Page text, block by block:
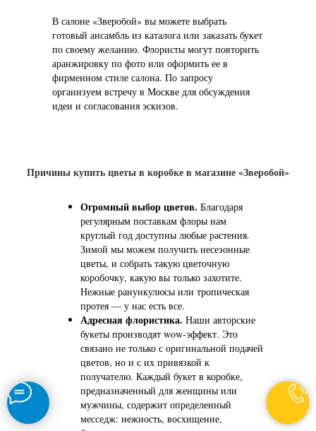
В салоне «Зверобой» вы можете выбрать
готовый ансамбль из каталога или заказать букет
по своему желанию. Флористы могут повторить
аранжировку по фото или оформить ее в
фирменном стиле салона. По запросу
организуем встречу в Москве для обсуждения
идеи и согласования эскизов.
Причины купить цветы в коробке в магазине «Зверобой»
Огромный выбор цветов. Благодаря
регулярным поставкам флоры нам
круглый год доступны любые растения.
Зимой мы можем получить несезонные
цветы, и собрать такую цветочную
коробочку, какую вы только захотите.
Нежные ранункулюсы или тропическая
протея — у нас есть все.
Адресная флористика. Наши авторские
букеты производят wow-эффект. Это
связано не только с оригинальной подачей
цветов, но и с их привязкой к
получателю. Каждый букет в коробке,
предназначенный для женщины или
мужчины, содержит определенный
месседж: нежность, восхищение,